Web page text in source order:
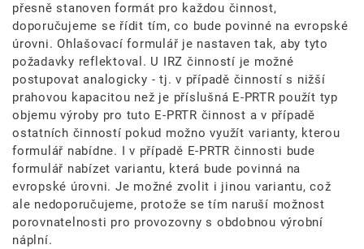
přesně stanoven formát pro každou činnost,
doporučujeme se řídit tím, co bude povinné na evropské
úrovni. Ohlašovací formulář je nastaven tak, aby tyto
požadavky reflektoval. U IRZ činností je možné
postupovat analogicky - tj. v případě činností s nižší
prahovou kapacitou než je příslušná E-PRTR použít typ
objemu výroby pro tuto E-PRTR činnost a v případě
ostatních činností pokud možno využít varianty, kterou
formulář nabídne. I v případě E-PRTR činnosti bude
formulář nabízet variantu, která bude povinná na
evropské úrovni. Je možné zvolit i jinou variantu, což
ale nedoporučujeme, protože se tím naruší možnost
porovnatelnosti pro provozovny s obdobnou výrobní
náplní.